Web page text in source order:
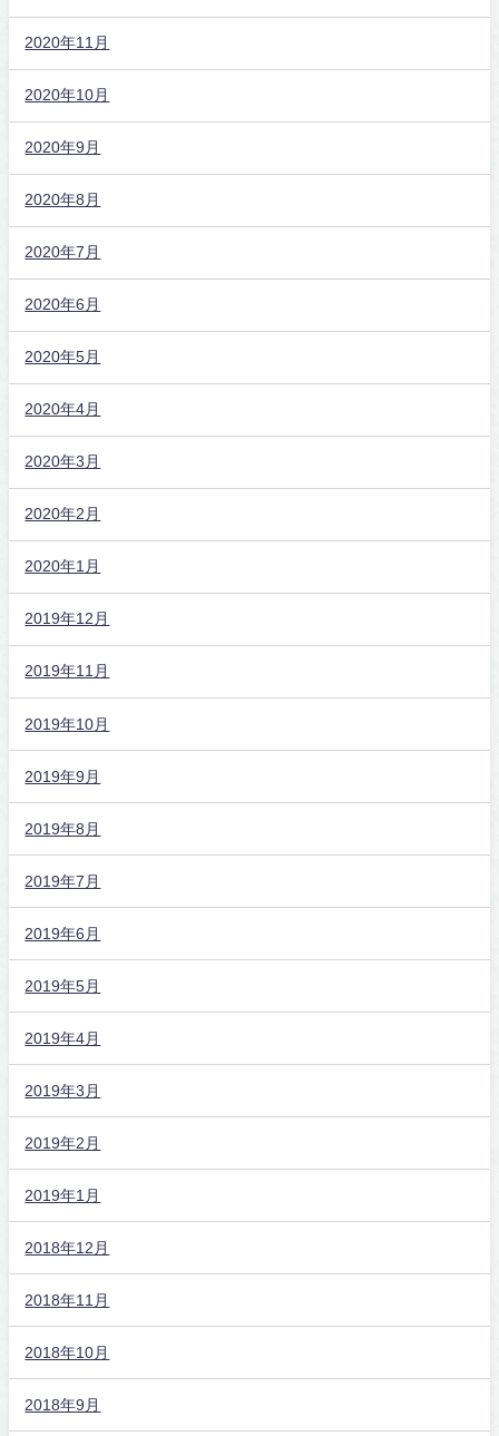
2020年11月
2020年10月
2020年9月
2020年8月
2020年7月
2020年6月
2020年5月
2020年4月
2020年3月
2020年2月
2020年1月
2019年12月
2019年11月
2019年10月
2019年9月
2019年8月
2019年7月
2019年6月
2019年5月
2019年4月
2019年3月
2019年2月
2019年1月
2018年12月
2018年11月
2018年10月
2018年9月